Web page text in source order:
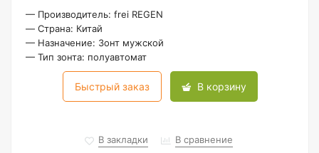
— Производитель: frei REGEN
— Страна: Китай
— Назначение: Зонт мужской
— Тип зонта: полуавтомат
Быстрый заказ В корзину
В закладки В сравнение